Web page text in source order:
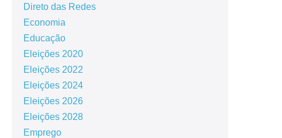
Direto das Redes
Economia
Educação
Eleições 2020
Eleições 2022
Eleições 2024
Eleições 2026
Eleições 2028
Emprego